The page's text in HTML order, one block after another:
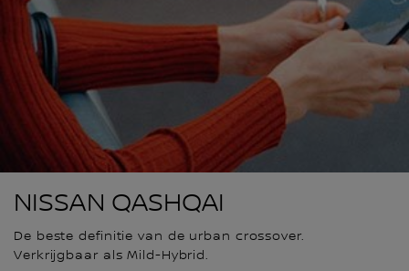
NISSAN QASHQAI
De beste definitie van de urban crossover.
Verkrijgbaar als Mild-Hybrid.